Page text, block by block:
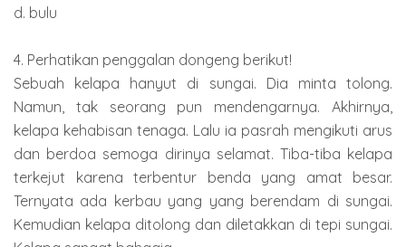
d. bulu
4. Perhatikan penggalan dongeng berikut!
Sebuah kelapa hanyut di sungai. Dia minta tolong.
Namun, tak seorang pun mendengarnya. Akhirnya,
kelapa kehabisan tenaga. Lalu ia pasrah mengikuti arus
dan berdoa semoga dirinya selamat. Tiba-tiba kelapa
terkejut karena terbentur benda yang amat besar.
Ternyata ada kerbau yang yang berendam di sungai.
Kemudian kelapa ditolong dan diletakkan di tepi sungai.